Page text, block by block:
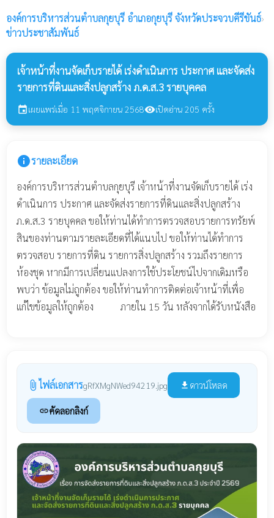
องค์การบริหารส่วนตำบลกุยบุรี อำเภอกุยบุรี จังหวัดประจวบคีรีขันธ์›
ข่าวประชาสัมพันธ์
เจ้าหน้าที่งานจัดเก็บรายได้ เร่งดำเนินการ ประกาศ และจัดส่ง
รายการที่ดินและสิ่งปลูกสร้าง ภ.ด.ส.3 รายบุคคล
eventเผยแพร่เมื่อ 11 พฤศจิกายน 2568visibilityเปิดอ่าน 205 ครั้ง
infoรายละเอียด
องค์การบริหารส่วนตำบลกุยบุรี เจ้าหน้าที่งานจัดเก็บรายได้ เร่ง
ดำเนินการ ประกาศ และจัดส่งรายการที่ดินและสิ่งปลูกสร้าง
ภ.ด.ส.3 รายบุคคล ขอให้ท่านได้ทำการตรวจสอบรายการทรัยพ์
สินของท่านตามรายละเอียดที่ได้แนบไป ขอให้ท่านได้ทำการ
ตรวจสอบ รายการที่ดิน รายการสิ่งปลูกสร้าง รวมถึงรายการ
ห้องชุด หากมีการเปลี่ยนแปลงการใช้ประโยชน์ไปจากเดิมหรือ
พบว่า ข้อมูลไม่ถูกต้อง ขอให้ท่านทำการติดต่อเจ้าหน้าที่เพื่อ
แก้ไขข้อมูลให้ถูกต้อง ภายใน 15 วัน หลังจากได้รับหนังสือ
attach_file ไฟล์เอกสารgRfXMgNWed94219.jpg file_download ดาวน์โหลด
linkคัดลอกลิงก์